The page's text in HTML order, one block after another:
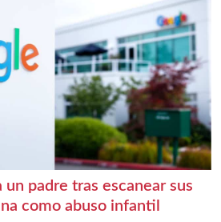
padre tras escanear sus
como abuso infantil